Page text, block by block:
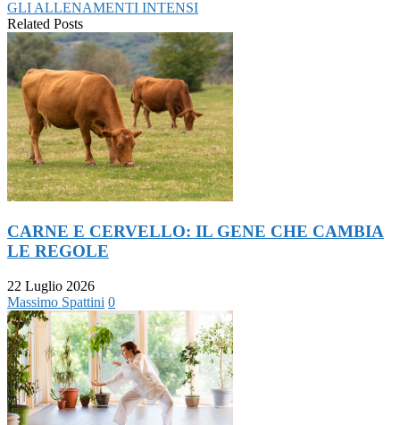
GLI ALLENAMENTI INTENSI
Related Posts
CARNE E CERVELLO: IL GENE CHE CAMBIA
LE REGOLE
22 Luglio 2026
Massimo Spattini 0